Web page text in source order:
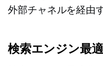
外部チャネルを経由
検索エンジン最